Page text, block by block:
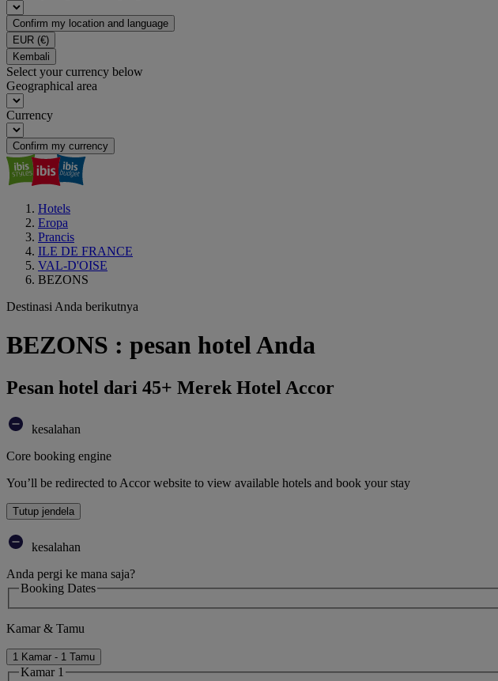
Confirm my location and language
EUR (€)
Kembali
Select your currency below
Geographical area
Currency
Confirm my currency
Hotels
Eropa
Prancis
ILE DE FRANCE
VAL-D'OISE
BEZONS
Destinasi Anda berikutnya
BEZONS : pesan hotel Anda
Pesan hotel dari 45+ Merek Hotel Accor
kesalahan
Core booking engine
You’ll be redirected to Accor website to view available hotels and book your stay
Tutup jendela
kesalahan
Anda pergi ke mana saja?
Booking Dates
Kamar & Tamu
1 Kamar - 1 Tamu
Kamar 1